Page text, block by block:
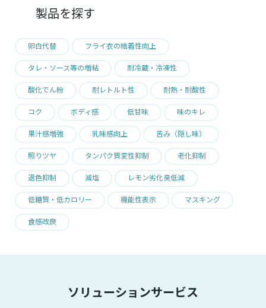
製品を探す
卵白代替 フライ衣の結着性向上
タレ・ソース等の増粘 耐冷蔵・冷凍性
酸化でん粉 耐レトルト性 耐熱・耐酸性
コク ボディ感 低甘味 味のキレ
果汁感増強 乳味感向上 苦み（隠し味）
照りツヤ タンパク質変性抑制 老化抑制
退色抑制 減塩 レモン劣化臭低減
低糖質・低カロリー 機能性表示 マスキング
食感改良
ソリューションサービス